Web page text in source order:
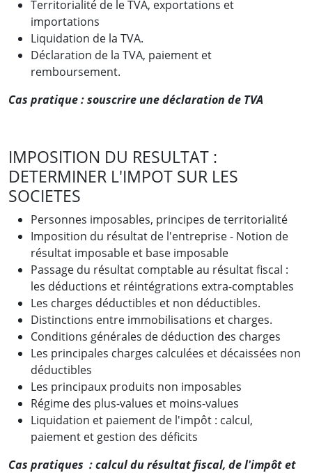
Territorialité de le TVA, exportations et
importations
Liquidation de la TVA.
Déclaration de la TVA, paiement et
remboursement.
Cas pratique : souscrire une déclaration de TVA
IMPOSITION DU RESULTAT :
DETERMINER L'IMPOT SUR LES
SOCIETES
Personnes imposables, principes de territorialité
Imposition du résultat de l'entreprise - Notion de
résultat imposable et base imposable
Passage du résultat comptable au résultat fiscal :
les déductions et réintégrations extra-comptables
Les charges déductibles et non déductibles.
Distinctions entre immobilisations et charges.
Conditions générales de déduction des charges
Les principales charges calculées et décaissées non
déductibles
Les principaux produits non imposables
Régime des plus-values et moins-values
Liquidation et paiement de l'impôt : calcul,
paiement et gestion des déficits
Cas pratiques : calcul du résultat fiscal, de l'impôt et